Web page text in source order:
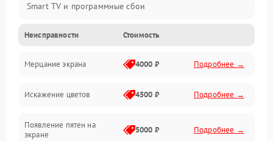
Smart TV и программные сбои
Питание и запуск
Подсветка и LED-модули
Звук и аудиосистема
Сигнал и приём каналов
Неисправности Стоимость
Мерцание экрана 4000 ₽ Подробнее →
Искажение цветов 4500 ₽ Подробнее →
Появление пятен на
экране
5000 ₽ Подробнее →